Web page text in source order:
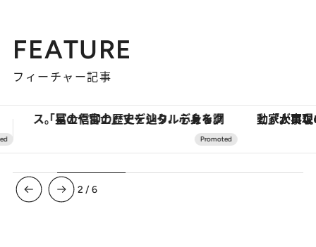
FEATURE
フィーチャー記事
「大事なのは地域の意識を変えること」。ロレックス賞受賞の自然保護活動家が実現させたナイジェリアの自然環境の復活 ヴァシュロン・コンスタンタ
3 /6